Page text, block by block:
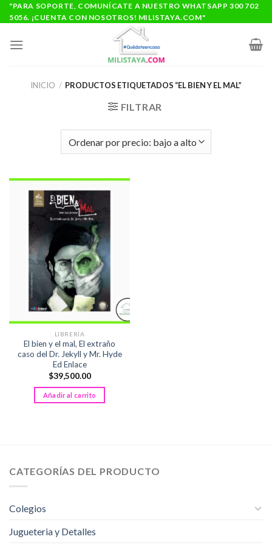
Saltar
al
"PARA SOPORTE, COMUNÍCATE A NUESTRO WHATSAPP 300 702
5056. ¡CUENTA CON NOSOTROS! MILISTAYA.COM"
INICIO / PRODUCTOS ETIQUETADOS “EL BIEN Y EL MAL”
FILTRAR
LIBRERÍA
El bien y el mal, El extraño
caso del Dr. Jekyll y Mr. Hyde
Ed Enlace
$39,500.00
Añadir al carrito
CATEGORÍAS DEL PRODUCTO
Colegios
Jugueteria y Detalles